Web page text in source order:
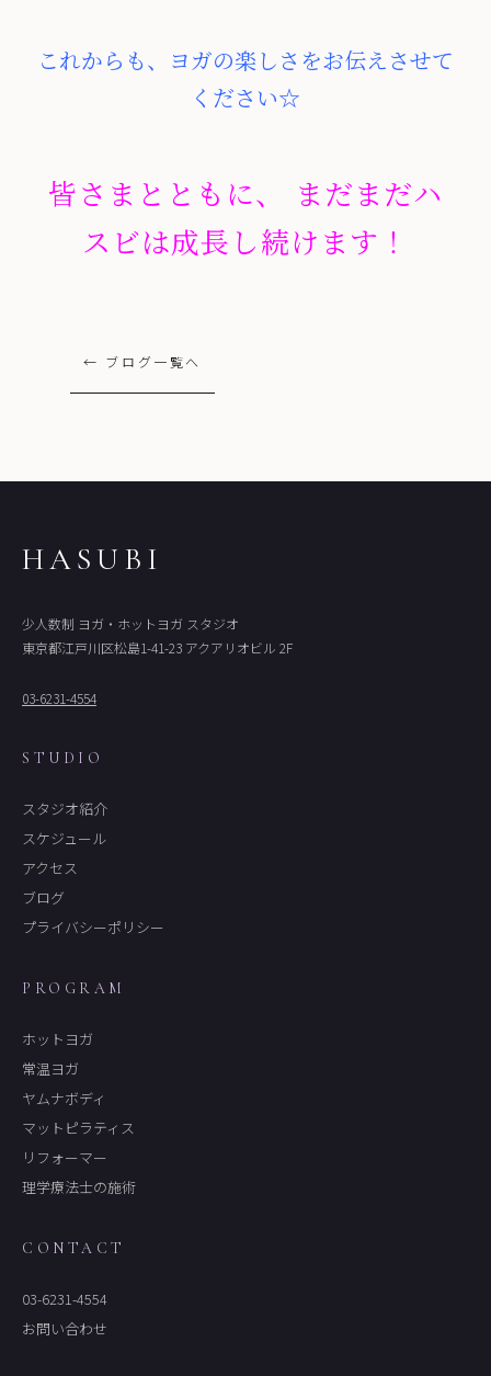
これからも、ヨガの楽しさをお伝えさせて
ください☆
皆さまとともに、 まだまだハ
スビは成長し続けます！
← ブログ一覧へ
HASUBI
少人数制 ヨガ・ホットヨガ スタジオ
東京都江戸川区松島1-41-23 アクアリオビル 2F
03-6231-4554
STUDIO
スタジオ紹介
スケジュール
アクセス
ブログ
プライバシーポリシー
PROGRAM
ホットヨガ
常温ヨガ
ヤムナボディ
マットピラティス
リフォーマー
理学療法士の施術
CONTACT
03-6231-4554
お問い合わせ